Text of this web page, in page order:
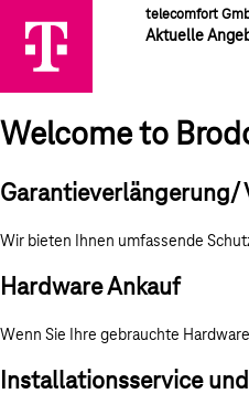
telecomfort
Aktuelle
Welcome to
Garantieverlängerung/
Wir bieten Ihnen umfassende
Hardware Ankauf
Wenn Sie Ihre gebrauchte
Installationsservice